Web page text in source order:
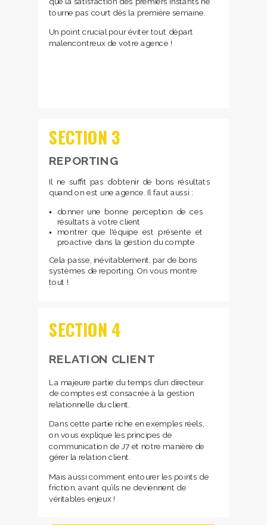
tourne pas court dès la première semaine.
Un point crucial pour éviter tout départ
malencontreux de votre agence !
Il ne suffit pas d’obtenir de bons résultats
quand on est une agence. Il faut aussi :
donner une bonne perception de ces
résultats à votre client
montrer que l'équipe est présente et
proactive dans la gestion du compte
Cela passe, inévitablement, par de bons
systèmes de reporting. On vous montre
tout !
REPORTING
SECTION 3
La majeure partie du temps d’un directeur
de comptes est consacrée à la gestion
relationnelle du client.
Dans cette partie riche en exemples réels,
on vous explique les principes de
communication de J7 et notre manière de
gérer la relation client.
Mais aussi comment entourer les points de
friction, avant qu’ils ne deviennent de
véritables enjeux !
RELATION CLIENT
SECTION 4